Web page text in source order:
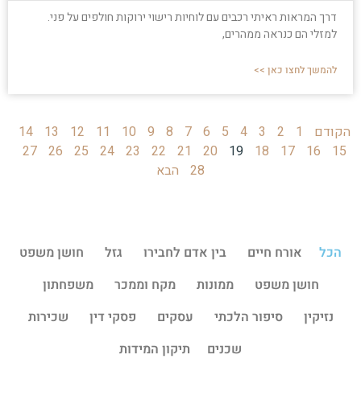
דרך המראות ראיתי רכבים עם לוחיות רישוי ירוקות חולפים על פני.
למזלי הם כנראה ממהרים,
להמשך לחצו כאן >>
הקודם 1
2
3
4
5
6
7
8
9
10
11
12
13
14
15
16
17
18
19
20
21
22
23
24
25
26
27
28
הבא
הכל אורח חיים בין אדם לחבירו גזל
חושן משפט
חושן משפט
ממונות מקח וממכר
משפחתון
נזיקין
סיפור הלכתי עסקים פסקי דין
שכירות
שכנים
תיקון המידות